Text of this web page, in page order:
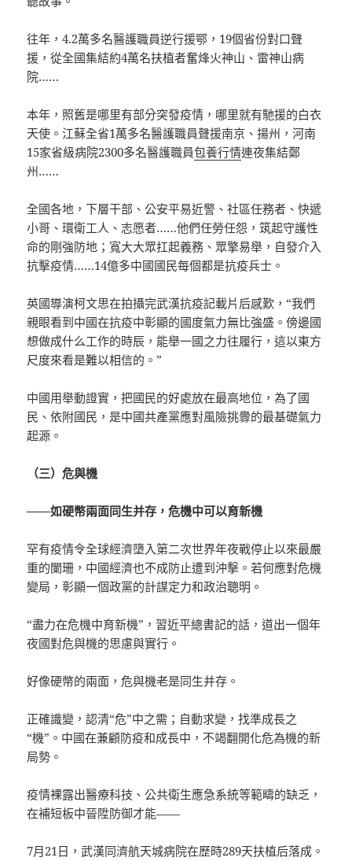
往年，4.2萬多名醫護職員逆行援鄂，19個省份對口聲
援，從全國集結約4萬名扶植者奮烽火神山、雷神山病
院……
本年，照舊是哪里有部分突發疫情，哪里就有馳援的白衣
天使。江蘇全省1萬多名醫護職員聲援南京、揚州，河南
15家省級病院2300多名醫護職員包養行情連夜集結鄭
州……
全國各地，下層干部、公安平易近警、社區任務者、快遞
小哥、環衛工人、志愿者……他們任勞任怨，筑起守護性
命的剛強防地；寬大大眾扛起義務、眾擎易舉，自發介入
抗擊疫情……14億多中國國民每個都是抗疫兵士。
英國導演柯文思在拍攝完武漢抗疫記載片后感歎，“我們
親眼看到中國在抗疫中彰顯的國度氣力無比強盛。傍邊國
想做成什么工作的時辰，能舉一國之力往履行，這以東方
尺度來看是難以相信的。”
中國用舉動證實，把國民的好處放在最高地位，為了國
民、依附國民，是中國共產黨應對風險挑釁的最基礎氣力
起源。
（三）危與機
——如硬幣兩面同生并存，危機中可以育新機
罕有疫情令全球經濟墮入第二次世界年夜戰停止以來最嚴
重的闌珊，中國經濟也不成防止遭到沖擊。若何應對危機
變局，彰顯一個政黨的計謀定力和政治聰明。
“盡力在危機中育新機”，習近平總書記的話，道出一個年
夜國對危與機的思慮與實行。
好像硬幣的兩面，危與機老是同生并存。
正確識變，認清“危”中之需；自動求變，找準成長之
“機”。中國在兼顧防疫和成長中，不竭翻開化危為機的新
局勢。
疫情裸露出醫療科技、公共衛生應急系統等範疇的缺乏，
在補短板中晉陞防御才能——
7月21日，武漢同濟航天城病院在歷時289天扶植后落成。